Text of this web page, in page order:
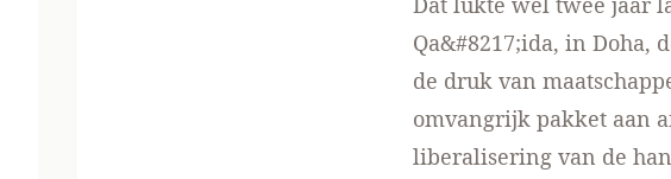
Qa&#8217;ida, in Doha,
de druk van
omvangrijk pakket aan
liberalisering van de